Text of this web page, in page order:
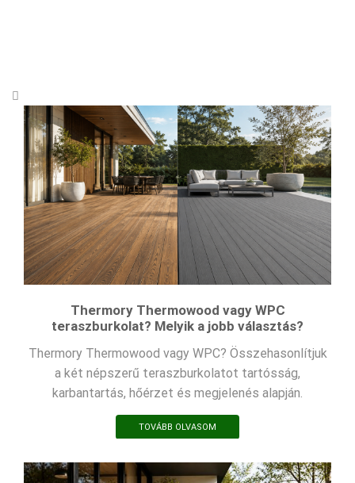
Thermory Thermowood vagy WPC
teraszburkolat? Melyik a jobb választás?
Thermory Thermowood vagy WPC? Összehasonlítjuk
a két népszerű teraszburkolatot tartósság,
karbantartás, hőérzet és megjelenés alapján.
TOVÁBB OLVASOM